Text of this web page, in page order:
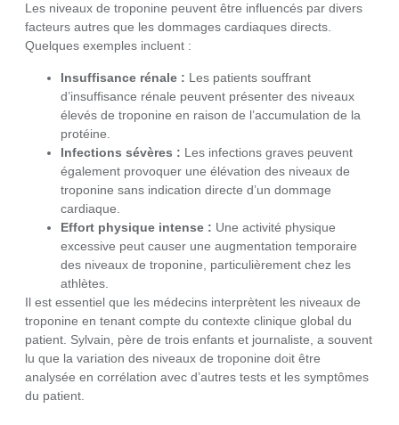
Les niveaux de troponine peuvent être influencés par divers
facteurs autres que les dommages cardiaques directs.
Quelques exemples incluent :
Insuffisance rénale : Les patients souffrant
d’insuffisance rénale peuvent présenter des niveaux
élevés de troponine en raison de l’accumulation de la
protéine.
Infections sévères : Les infections graves peuvent
également provoquer une élévation des niveaux de
troponine sans indication directe d’un dommage
cardiaque.
Effort physique intense : Une activité physique
excessive peut causer une augmentation temporaire
des niveaux de troponine, particulièrement chez les
athlètes.
Il est essentiel que les médecins interprètent les niveaux de
troponine en tenant compte du contexte clinique global du
patient. Sylvain, père de trois enfants et journaliste, a souvent
lu que la variation des niveaux de troponine doit être
analysée en corrélation avec d’autres tests et les symptômes
du patient.